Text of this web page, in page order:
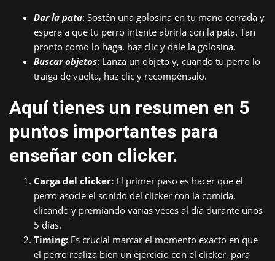
Dar la pata: Sostén una golosina en tu mano cerrada y
espera a que tu perro intente abrirla con la pata. Tan
pronto como lo haga, haz clic y dale la golosina.
Buscar objetos: Lanza un objeto y, cuando tu perro lo
traiga de vuelta, haz clic y recompénsalo.
Aquí tienes un resumen en 5
puntos importantes para
enseñar con clicker.
Carga del clicker: El primer paso es hacer que el
perro asocie el sonido del clicker con la comida,
clicando y premiando varias veces al día durante unos
5 días.
Timing: Es crucial marcar el momento exacto en que
el perro realiza bien un ejercicio con el clicker, para